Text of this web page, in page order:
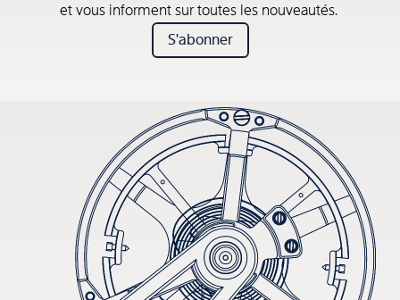
et vous informent sur toutes les nouveautés.
S'abonner